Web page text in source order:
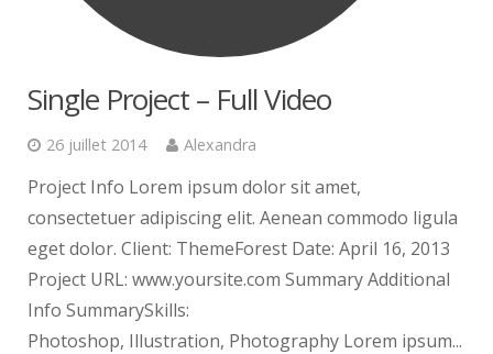
Single Project – Full Video
26 juillet 2014 Alexandra
Project Info Lorem ipsum dolor sit amet,
consectetuer adipiscing elit. Aenean commodo ligula
eget dolor. Client: ThemeForest Date: April 16, 2013
Project URL: www.yoursite.com Summary Additional
Info SummarySkills:
Photoshop, Illustration, Photography Lorem ipsum...